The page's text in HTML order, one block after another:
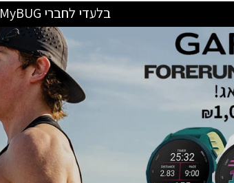
בלעדי לחברי MyBUG! מגוון מקלדות AULA ב-20% הנחה >>>